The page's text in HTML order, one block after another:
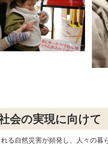
会の実現に向けて
る自然災害が頻発し、人々の暮